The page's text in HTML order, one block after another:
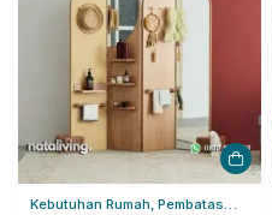
Kebutuhan Rumah, Pembatas